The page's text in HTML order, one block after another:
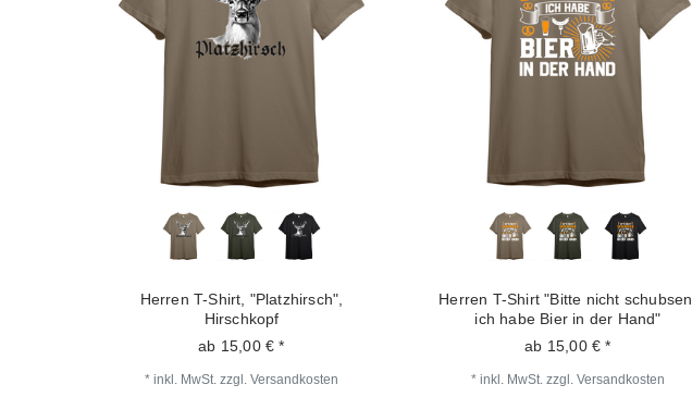
Herren T-Shirt, "Platzhirsch",
Hirschkopf
ab 15,00 € *
* inkl. MwSt. zzgl. Versandkosten
Herren T-Shirt "Bitte nicht schubsen,
ich habe Bier in der Hand"
ab 15,00 € *
* inkl. MwSt. zzgl. Versandkosten